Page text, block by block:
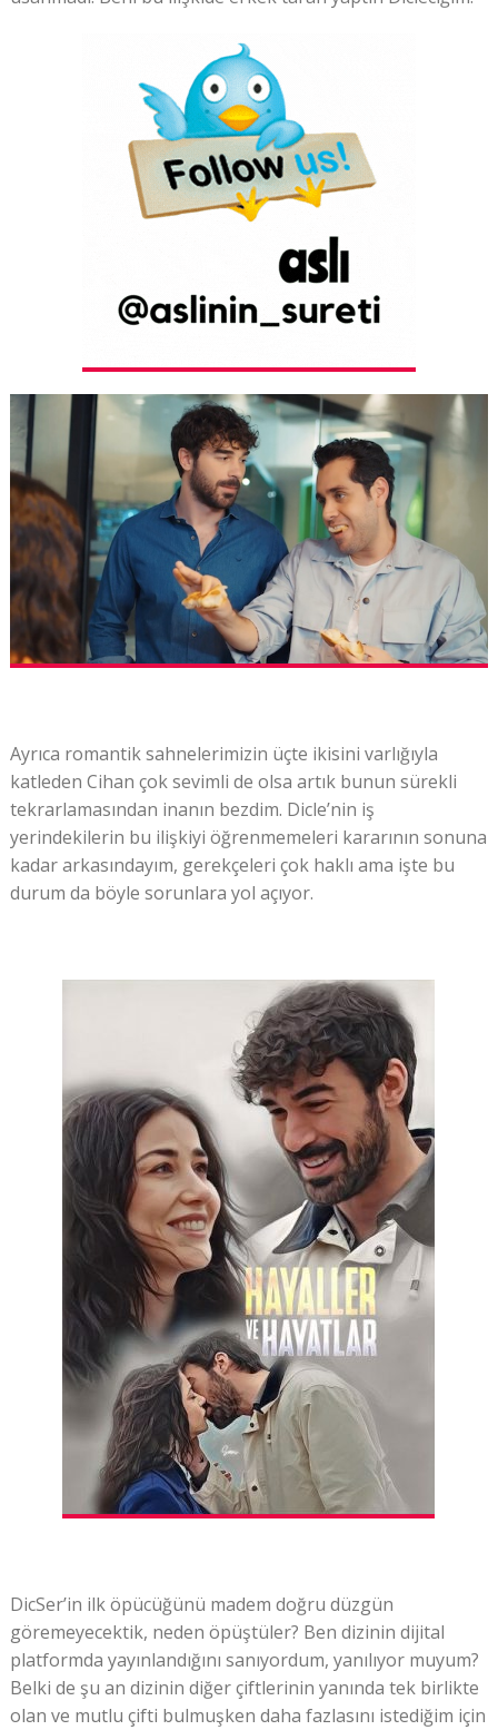
Ayrıca romantik sahnelerimizin üçte ikisini varlığıyla
katleden Cihan çok sevimli de olsa artık bunun sürekli
tekrarlamasından inanın bezdim. Dicle’nin iş
yerindekilerin bu ilişkiyi öğrenmemeleri kararının sonuna
kadar arkasındayım, gerekçeleri çok haklı ama işte bu
durum da böyle sorunlara yol açıyor.
DicSer’in ilk öpücüğünü madem doğru düzgün
göremeyecektik, neden öpüştüler? Ben dizinin dijital
platformda yayınlandığını sanıyordum, yanılıyor muyum?
Belki de şu an dizinin diğer çiftlerinin yanında tek birlikte
olan ve mutlu çifti bulmuşken daha fazlasını istediğim için